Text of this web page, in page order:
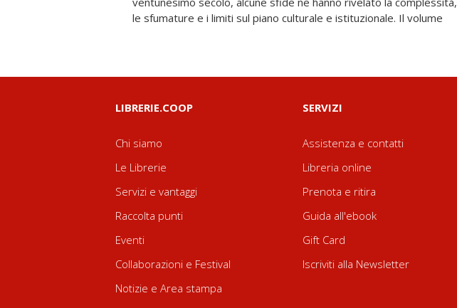
le sfumature e i limiti sul piano culturale e istituzionale. Il volume
LIBRERIE.COOP
Chi siamo
Le Librerie
Servizi e vantaggi
Raccolta punti
Eventi
Collaborazioni e Festival
Notizie e Area stampa
SERVIZI
Assistenza e contatti
Libreria online
Prenota e ritira
Guida all'ebook
Gift Card
Iscriviti alla Newsletter